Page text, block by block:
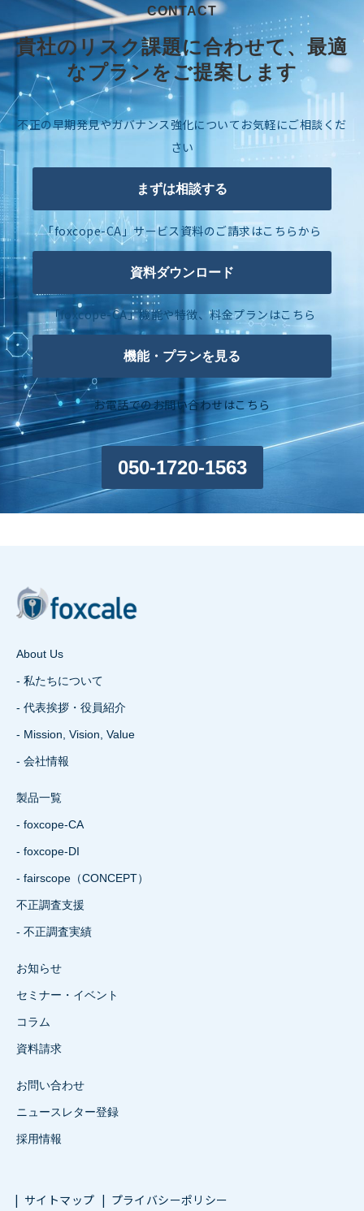
CONTACT
貴社のリスク課題に合わせて、最適
なプランをご提案します
不正の早期発見やガバナンス強化についてお気軽にご相談くだ
さい
まずは相談する
「foxcope-CA」サービス資料のご請求はこちらから
資料ダウンロード
「foxcope-CA」機能や特徴、料金プランはこちら
機能・プランを見る
お電話でのお問い合わせはこちら
050-1720-1563
About Us
- 私たちについて
- 代表挨拶・役員紹介
- Mission, Vision, Value
- 会社情報
製品一覧
- foxcope-CA
- foxcope-DI
- fairscope（CONCEPT）
不正調査支援
- 不正調査実績
お知らせ
セミナー・イベント
コラム
資料請求
お問い合わせ
ニュースレター登録
採用情報
サイトマップ プライバシーポリシー